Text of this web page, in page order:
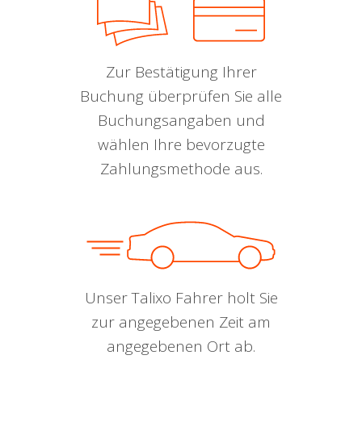
Zur Bestätigung Ihrer
Buchung überprüfen Sie alle
Buchungsangaben und
wählen Ihre bevorzugte
Zahlungsmethode aus.
Unser Talixo Fahrer holt Sie
zur angegebenen Zeit am
angegebenen Ort ab.